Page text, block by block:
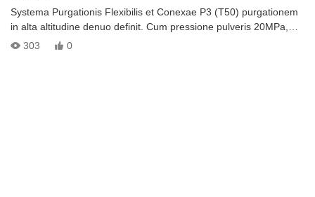
Systema Purgationis Flexibilis et Conexae P3 (T50) purgationem
in alta altitudine denuo definit. Cum pressione pulveris 20MPa,
extensione usque ad 45 metra, et opertione usque ad 600㎡/h,
303 0